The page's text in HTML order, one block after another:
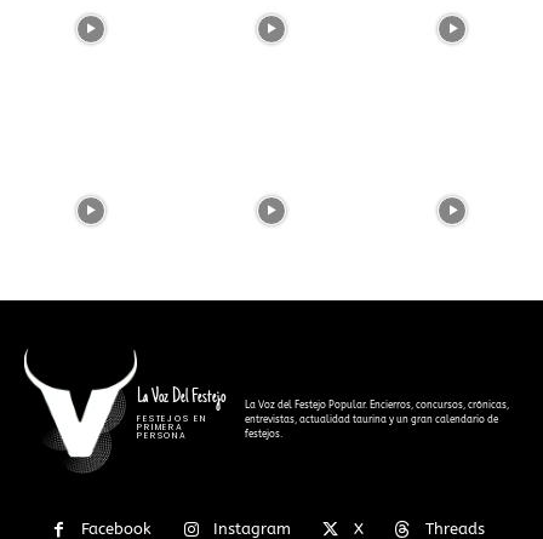
La Voz Del Festejo
FESTEJOS EN
PRIMERA
PERSONA
La Voz del Festejo Popular. Encierros, concursos, crónicas,
entrevistas, actualidad taurina y un gran calendario de
festejos.
Facebook Instagram X Threads